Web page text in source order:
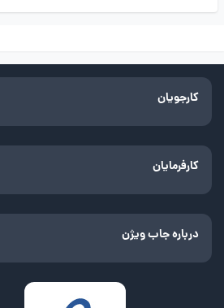
کارجویان
کارفرمایان
درباره جاب ویژن